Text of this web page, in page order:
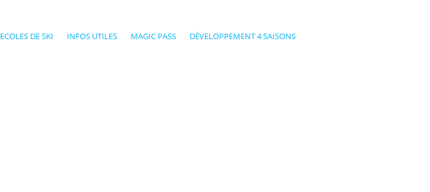
ECOLES DE SKI INFOS UTILES MAGIC PASS DÉVELOPPEMENT 4 SAISONS